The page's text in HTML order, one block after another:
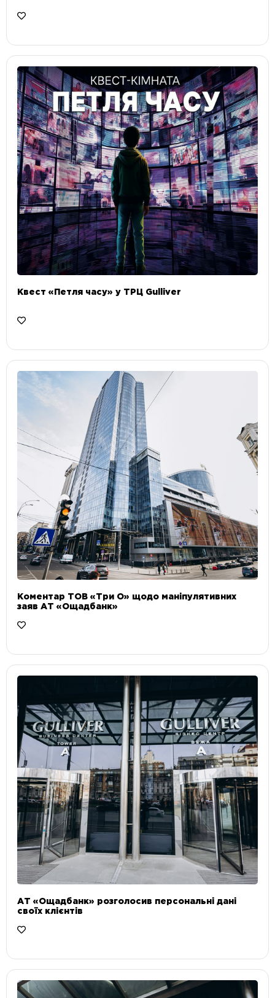
Квест «Петля часу» у ТРЦ Gulliver
Коментар ТОВ «Три О» щодо маніпулятивних
заяв АТ «Ощадбанк»
АТ «Ощадбанк» розголосив персональні дані
своїх клієнтів